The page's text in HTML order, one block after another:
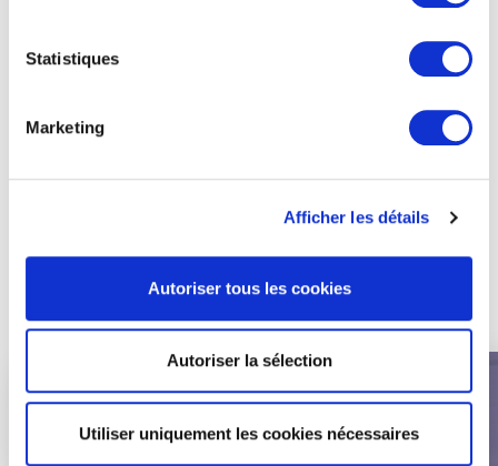
Statistiques
Marketing
Afficher les détails
Autoriser tous les cookies
Autoriser la sélection
Utiliser uniquement les cookies nécessaires
✔️​ Quellerémunération espérer
à l’issue de nos
✔️​ Quels sont